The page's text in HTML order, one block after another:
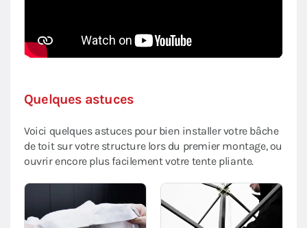
Quelques astuces
Voici quelques astuces pour bien installer votre bâche
de toit sur votre structure lors du premier montage, ou
ouvrir encore plus facilement votre tente pliante.